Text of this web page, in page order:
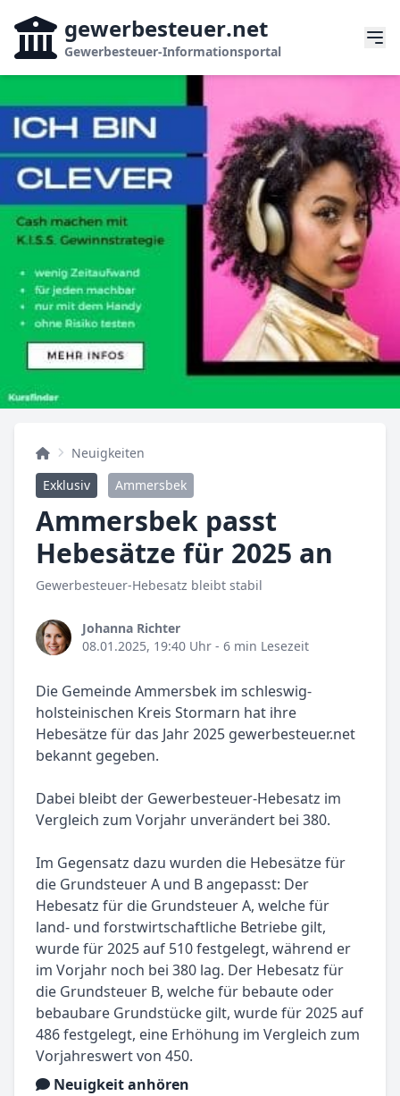
gewerbesteuer.net
Gewerbesteuer-Informationsportal
Neuigkeiten
Exklusiv
Ammersbek
Ammersbek passt
Hebesätze für 2025 an
Gewerbesteuer-Hebesatz bleibt stabil
Johanna Richter
08.01.2025, 19:40 Uhr - 6 min Lesezeit
Die Gemeinde Ammersbek im schleswig-
holsteinischen Kreis Stormarn hat ihre
Hebesätze für das Jahr 2025 gewerbesteuer.net
bekannt gegeben.
Dabei bleibt der Gewerbesteuer-Hebesatz im
Vergleich zum Vorjahr unverändert bei 380.
Im Gegensatz dazu wurden die Hebesätze für
die Grundsteuer A und B angepasst: Der
Hebesatz für die Grundsteuer A, welche für
land- und forstwirtschaftliche Betriebe gilt,
wurde für 2025 auf 510 festgelegt, während er
im Vorjahr noch bei 380 lag. Der Hebesatz für
die Grundsteuer B, welche für bebaute oder
bebaubare Grundstücke gilt, wurde für 2025 auf
486 festgelegt, eine Erhöhung im Vergleich zum
Vorjahreswert von 450.
Neuigkeit anhören